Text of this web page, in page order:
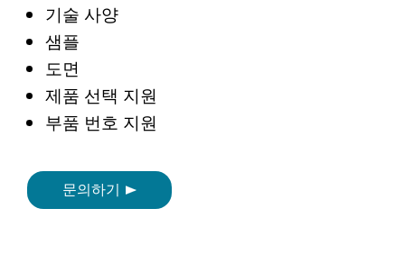
기술 사양
샘플
도면
제품 선택 지원
부품 번호 지원
문의하기